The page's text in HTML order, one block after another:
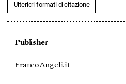
Ulteriori formati di citazione
Publisher
FrancoAngeli.it